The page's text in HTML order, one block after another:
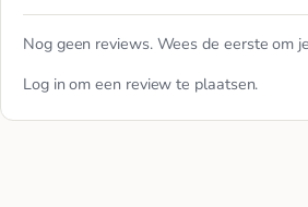
Nog geen reviews. Wees de eerste om
Log in om een review te plaatsen.